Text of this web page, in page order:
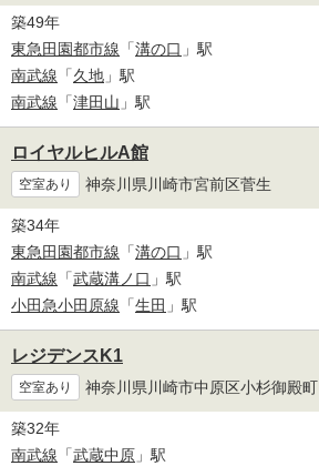
築49年
東急田園都市線 「溝の口 」駅
南武線 「久地 」駅
南武線 「津田山 」駅
ロイヤルヒルA館
空室あり 神奈川県川崎市宮前区菅生
築34年
東急田園都市線 「溝の口 」駅
南武線 「武蔵溝ノ口 」駅
小田急小田原線 「生田 」駅
レジデンスK1
空室あり 神奈川県川崎市中原区小杉御殿町
築32年
南武線 「武蔵中原 」駅